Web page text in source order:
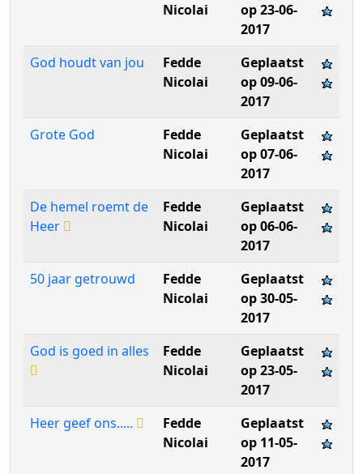
Nicolai
op 23-06-
2017
God houdt van jou
Fedde
Nicolai
Geplaatst
op 09-06-
2017
Grote God
Fedde
Nicolai
Geplaatst
op 07-06-
2017
De hemel roemt de
Heer
Fedde
Nicolai
Geplaatst
op 06-06-
2017
50 jaar getrouwd
Fedde
Nicolai
Geplaatst
op 30-05-
2017
God is goed in alles
Fedde
Nicolai
Geplaatst
op 23-05-
2017
Heer geef ons.....
Fedde
Nicolai
Geplaatst
op 11-05-
2017